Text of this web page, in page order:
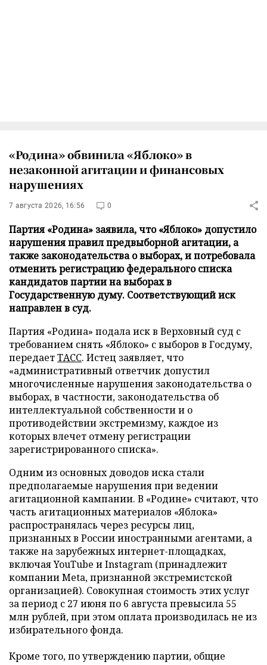
«Родина» обвинила «Яблоко» в
незаконной агитации и финансовых
нарушениях
7 августа 2026, 16:56 0
Партия «Родина» заявила, что «Яблоко» допустило
нарушения правил предвыборной агитации, а
также законодательства о выборах, и потребовала
отменить регистрацию федерального списка
кандидатов партии на выборах в
Государственную думу. Соответствующий иск
направлен в суд.
Партия «Родина» подала иск в Верховный суд с
требованием снять «Яблоко» с выборов в Госдуму,
передаетТАСС. Истец заявляет, что
«административный ответчик допустил
многочисленные нарушения законодательства о
выборах, в частности, законодательства об
интеллектуальной собственности и о
противодействии экстремизму, каждое из
которых влечет отмену регистрации
зарегистрированного списка».
Одним из основных доводов иска стали
предполагаемые нарушения при ведении
агитационной кампании. В «Родине» считают, что
часть агитационных материалов «Яблока»
распространялась через ресурсы лиц,
признанных в России иностранными агентами, а
также на зарубежных интернет-площадках,
включая YouTube и Instagram (принадлежит
компании Meta, признанной экстремистской
организацией). Совокупная стоимость этих услуг
за период с 27 июня по 6 августа превысила 55
млн рублей, при этом оплата производилась не из
избирательного фонда.
Кроме того, по утверждению партии, общие